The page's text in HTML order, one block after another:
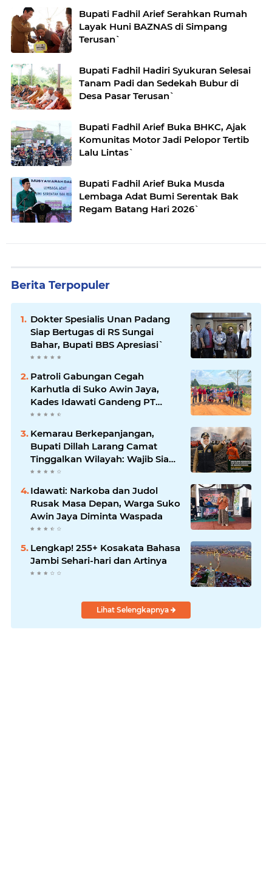
Bupati Fadhil Arief Serahkan Rumah
Layak Huni BAZNAS di Simpang
Terusan`
Bupati Fadhil Hadiri Syukuran Selesai
Tanam Padi dan Sedekah Bubur di
Desa Pasar Terusan`
Bupati Fadhil Arief Buka BHKC, Ajak
Komunitas Motor Jadi Pelopor Tertib
Lalu Lintas`
Bupati Fadhil Arief Buka Musda
Lembaga Adat Bumi Serentak Bak
Regam Batang Hari 2026`
Berita Terpopuler
Dokter Spesialis Unan Padang
Siap Bertugas di RS Sungai
Bahar, Bupati BBS Apresiasi`
Patroli Gabungan Cegah
Karhutla di Suko Awin Jaya,
Kades Idawati Gandeng PT
BBB-S, TNI dan BPD
Kemarau Berkepanjangan,
Bupati Dillah Larang Camat
Tinggalkan Wilayah: Wajib Siaga
Hadapi Karhutla dan Kebakaran
Permukiman
Idawati: Narkoba dan Judol
Rusak Masa Depan, Warga Suko
Awin Jaya Diminta Waspada
Lengkap! 255+ Kosakata Bahasa
Jambi Sehari-hari dan Artinya
Lihat Selengkapnya